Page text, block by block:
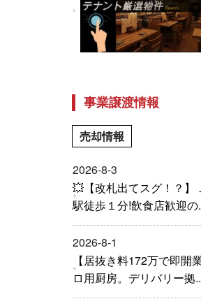
事業譲渡情報
売却情報
2026-8-3
💥【改札出てスグ！？】
駅徒歩１分!飲食店歓迎の
2026-8-1
【居抜き料172万で即開
ロ用厨房。デリバリー拠